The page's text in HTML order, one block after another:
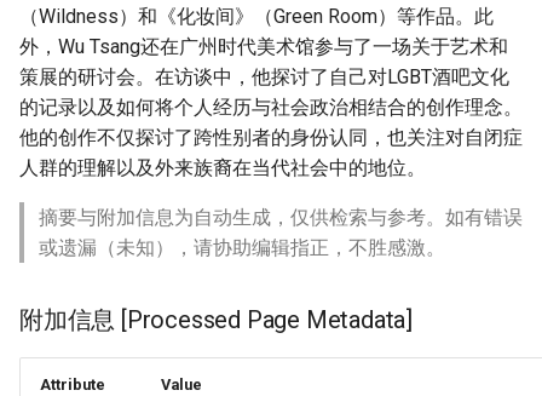
（Wildness）和《化妆间》（Green Room）等作品。此
外，Wu Tsang还在广州时代美术馆参与了一场关于艺术和
策展的研讨会。在访谈中，他探讨了自己对LGBT酒吧文化
的记录以及如何将个人经历与社会政治相结合的创作理念。
他的创作不仅探讨了跨性别者的身份认同，也关注对自闭症
人群的理解以及外来族裔在当代社会中的地位。
摘要与附加信息为自动生成，仅供检索与参考。如有错误
或遗漏（未知），请协助编辑指正，不胜感激。
附加信息 [Processed Page Metadata]
Attribute Value